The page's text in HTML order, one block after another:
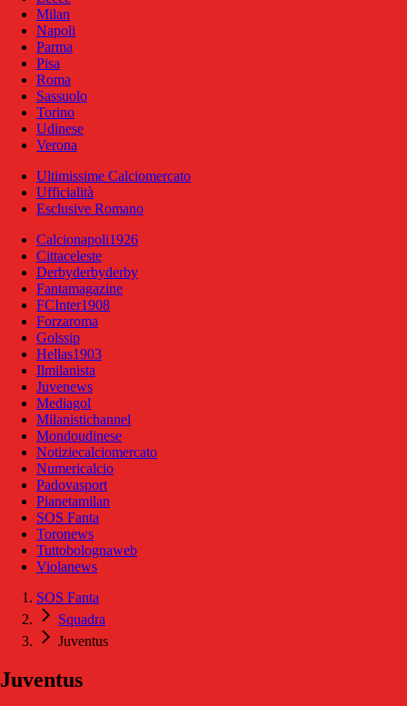
Milan
Napoli
Parma
Pisa
Roma
Sassuolo
Torino
Udinese
Verona
Ultimissime Calciomercato
Ufficialità
Esclusive Romano
Calcionapoli1926
Cittaceleste
Derbyderbyderby
Fantamagazine
FCInter1908
Forzaroma
Golssip
Hellas1903
Ilmilanista
Juvenews
Mediagol
Milanistichannel
Mondoudinese
Notiziecalciomercato
Numericalcio
Padovasport
Pianetamilan
SOS Fanta
Toronews
Tuttobolognaweb
Violanews
SOS Fanta
Squadra
Juventus
Juventus